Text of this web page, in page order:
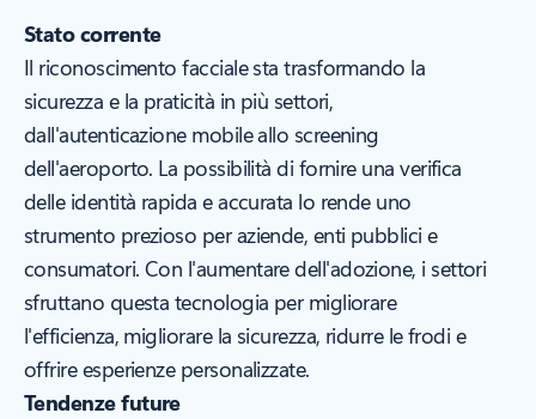
Stato corrente
Il riconoscimento facciale sta trasformando la
sicurezza e la praticità in più settori,
dall'autenticazione mobile allo screening
dell'aeroporto. La possibilità di fornire una verifica
delle identità rapida e accurata lo rende uno
strumento prezioso per aziende, enti pubblici e
consumatori. Con l'aumentare dell'adozione, i settori
sfruttano questa tecnologia per migliorare
l'efficienza, migliorare la sicurezza, ridurre le frodi e
offrire esperienze personalizzate.
Tendenze future